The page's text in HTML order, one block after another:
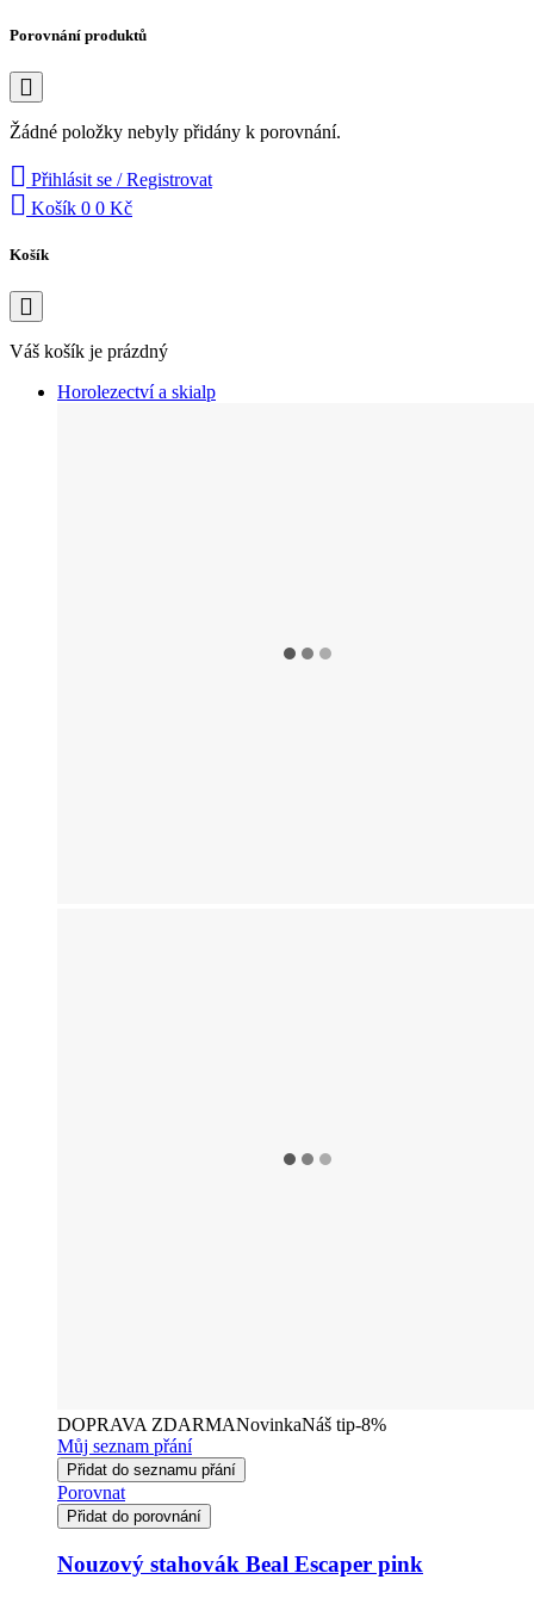
Porovnání produktů
Žádné položky nebyly přidány k porovnání.
Přihlásit se / Registrovat
Košík 0 0 Kč
Košík
Váš košík je prázdný
Horolezectví a skialp
DOPRAVA ZDARMANovinkaNáš tip-8%
Můj seznam přání
Přidat do seznamu přání
Porovnat
Přidat do porovnání
Nouzový stahovák Beal Escaper pink